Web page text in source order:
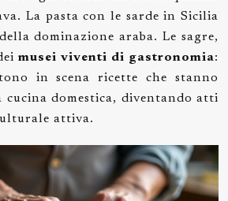
La pasta con le sarde in Sicilia
dominazione araba. Le sagre,
musei viventi di gastronomia:
in scena ricette che stanno
cucina domestica, diventando atti
attiva.